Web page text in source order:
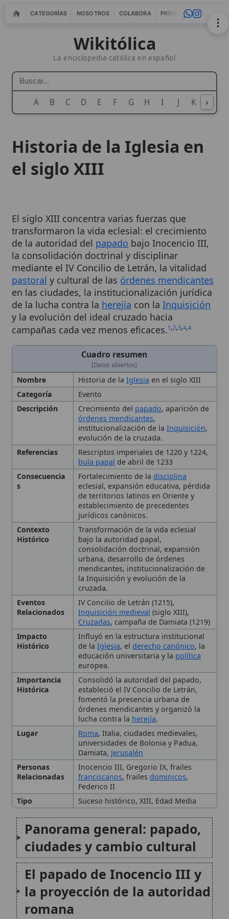
CATEGORÍAS NOSOTROS COLABORA PRENSA WEBMASTERS
Wikitólica
La enciclopedia católica en español
A B C D E F G H I J K L M
›
el siglo XIII
de la autoridad delpapadobajo Inocencio III,
la consolidación doctrinal y disciplinar
mediante el IV Concilio de Letrán, la vitalidad
pastoraly cultural de lasórdenes mendicantes
en las ciudades, la institucionalización jurídica
de la lucha contra la herejía con laInquisición
y la evolución del ideal cruzado hacia
campañas cada vez menos eficaces.1,2 ,3, 4,4
Cuadro resumen
[Datos abiertos]
Nombre Historia de laIglesiaen el siglo XIII
Evento
Descripción Crecimiento delpapado, aparición de
órdenes mendicantes,
institucionalización de laInquisición,
evolución de la cruzada.
Referencias
Rescriptos imperiales de 1220 y 1224,
bula papalde abril de 1233
Fortalecimiento de ladisciplina
eclesial, expansión educativa, pérdida
de territorios latinos en Oriente y
establecimiento de precedentes
jurídicos canónicos.
Contexto
Histórico
Transformación de la vida eclesial
bajo la autoridad papal,
consolidación doctrinal, expansión
urbana, desarrollo de órdenes
mendicantes, institucionalización de
la Inquisición y evolución de la
cruzada.
IV Concilio de Letrán (1215),
Inquisición medieval(siglo XIII),
Cruzadas, campaña de Damiata (1219)
Influyó en la estructura institucional
de laIglesia
educación universitaria y lapolítica
europea.
Importancia
Histórica
Consolidó la autoridad del papado,
estableció el IV Concilio de Letrán,
fomentó la presencia urbana de
órdenes mendicantes y organizó la
lucha contra laherejía.
Roma, Italia, ciudades medievales,
universidades de Bolonia y Padua,
Damiata,Jerusalén
Inocencio III, Gregorio IX, frailes
franciscanos, frailesdominicos,
Federico II
Tipo
Suceso histórico, XIII, Edad Media
Panorama general: papado,
ciudades y cambio cultural
El papado de Inocencio III y
la proyección de la autoridad
romana
El IV Concilio de Letrán
(1215): reforma doctrinal y
disciplinar
Órdenes mendicantes:
🙏 Bienvenido a Wikitólica
Esta enciclopedia es un recurso privado de referencia sin
Escritura ni a los documentos oficiales de la Iglesia y está